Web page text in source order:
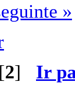
»
[2] Ir